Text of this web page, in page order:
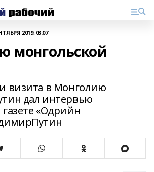
2019, 03:07
монгольской
визита в Монголию
дал интервью
«Одрийн